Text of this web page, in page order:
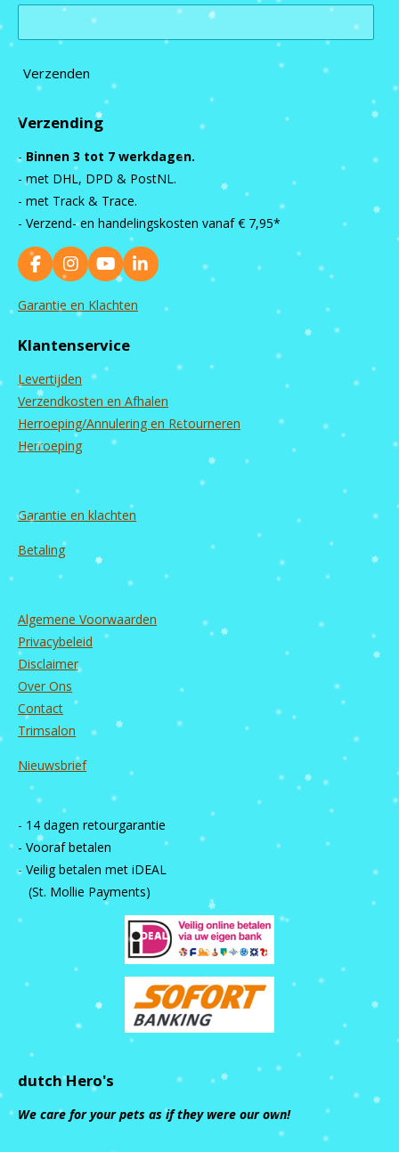
Verzenden
Verzending
- Binnen 3 tot 7 werkdagen.
- met DHL, DPD & PostNL.
- met Track & Trace.
- Verzend- en handelingskosten vanaf € 7,95*
F
a
c
o
k
I
n
s
g
a
m
Y
o
u
b
e
L
i
Garantie en Klachten
Klantenservice
Levertijden
Verzendkosten en Afhalen
Herroeping/Annulering en Retourneren
Herroeping
Garantie en klachten
Betaling
Algemene Voorwaarden
Privacybeleid
Disclaimer
Over Ons
Contact
Trimsalon
Nieuwsbrief
- 14 dagen retourgarantie
- Vooraf betalen
- Veilig betalen met iDEAL
(St. Mollie Payments)
dutch Hero's
We care for your pets as if they were our own!